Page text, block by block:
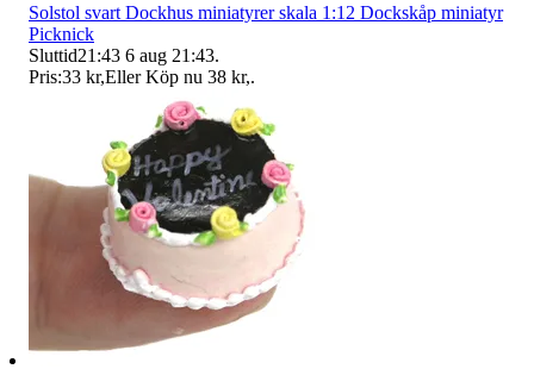
Solstol svart Dockhus miniatyrer skala 1:12 Dockskåp miniatyr
Picknick
Sluttid21:43 6 aug 21:43.
Pris:33 kr,Eller Köp nu 38 kr,.